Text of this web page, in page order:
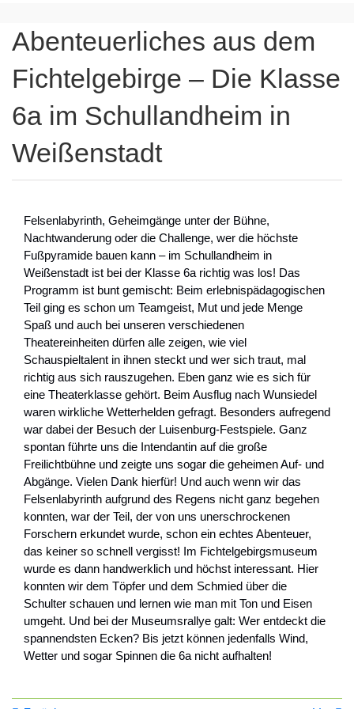
Abenteuerliches aus dem
Fichtelgebirge – Die Klasse
6a im Schullandheim in
Weißenstadt
Felsenlabyrinth, Geheimgänge unter der Bühne,
Nachtwanderung oder die Challenge, wer die höchste
Fußpyramide bauen kann – im Schullandheim in
Weißenstadt ist bei der Klasse 6a richtig was los! Das
Programm ist bunt gemischt: Beim erlebnispädagogischen
Teil ging es schon um Teamgeist, Mut und jede Menge
Spaß und auch bei unseren verschiedenen
Theatereinheiten dürfen alle zeigen, wie viel
Schauspieltalent in ihnen steckt und wer sich traut, mal
richtig aus sich rauszugehen. Eben ganz wie es sich für
eine Theaterklasse gehört. Beim Ausflug nach Wunsiedel
waren wirkliche Wetterhelden gefragt. Besonders aufregend
war dabei der Besuch der Luisenburg-Festspiele. Ganz
spontan führte uns die Intendantin auf die große
Freilichtbühne und zeigte uns sogar die geheimen Auf- und
Abgänge. Vielen Dank hierfür! Und auch wenn wir das
Felsenlabyrinth aufgrund des Regens nicht ganz begehen
konnten, war der Teil, der von uns unerschrockenen
Forschern erkundet wurde, schon ein echtes Abenteuer,
das keiner so schnell vergisst! Im Fichtelgebirgsmuseum
wurde es dann handwerklich und höchst interessant. Hier
konnten wir dem Töpfer und dem Schmied über die
Schulter schauen und lernen wie man mit Ton und Eisen
umgeht. Und bei der Museumsrallye galt: Wer entdeckt die
spannendsten Ecken? Bis jetzt können jedenfalls Wind,
Wetter und sogar Spinnen die 6a nicht aufhalten!